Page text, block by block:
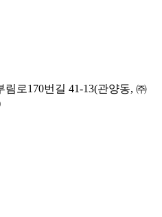
로170번길 41-13(관양동, ㈜